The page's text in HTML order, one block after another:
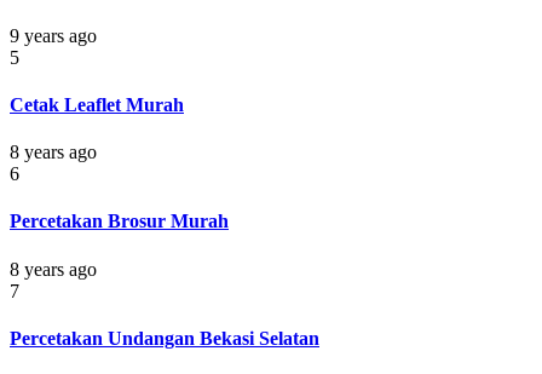
9 years ago
5
Cetak Leaflet Murah
8 years ago
6
Percetakan Brosur Murah
8 years ago
7
Percetakan Undangan Bekasi Selatan